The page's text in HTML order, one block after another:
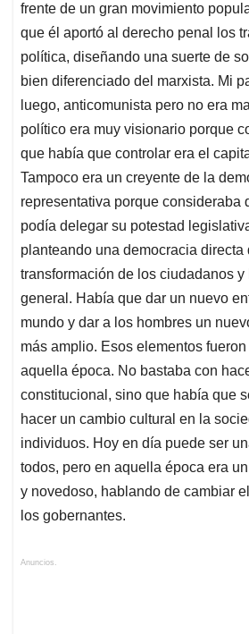
frente de un gran movimiento
que él aportó al derecho penal los
política, diseñando una suerte de
bien diferenciado del marxista. Mi
luego, anticomunista pero no era
político era muy visionario porque
que había que controlar era el
Tampoco era un creyente de la
representativa porque consideraba
podía delegar su potestad
planteando una democracia directa
transformación de los ciudadanos y
general. Había que dar un nuevo
mundo y dar a los hombres un
más amplio. Esos elementos
aquella época. No bastaba con
constitucional, sino que había que
hacer un cambio cultural en la
individuos. Hoy en día puede ser
todos, pero en aquella época era
y novedoso, hablando de cambiar
los gobernantes.
Anuncios.